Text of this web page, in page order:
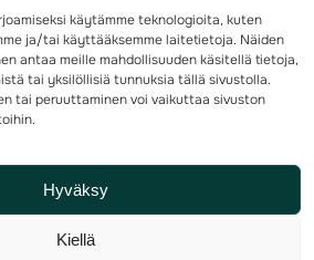
käytämme teknologioita, kuten
ja/tai käyttääksemme laitetietoja. Näiden
antaa meille mahdollisuuden käsitellä tietoja,
tai yksilöllisiä tunnuksia tällä sivustolla.
tai peruuttaminen voi vaikuttaa sivuston
Hyväksy
Kiellä
· Valimotie 10, 00380 Helsinki, Finland
Rastilipun asiat: rastilippu(a)suunnistusliitto.fi
– Rastilippu:::Rastilipun ohjeet